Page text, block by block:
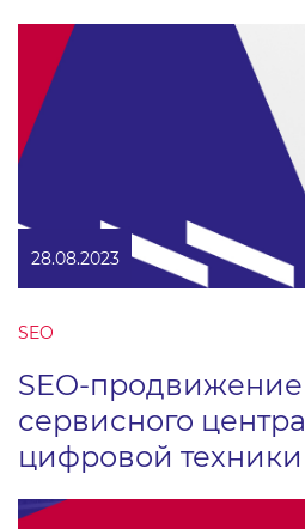
28.08.2023
SEO
SEO-продвижение
сервисного
цифровой техники